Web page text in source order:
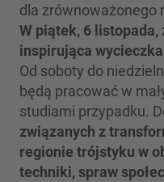
dla zrównoważonego
W piątek, 6
inspirująca
Od soboty do
będą pracować w
studiami przypadku.
związanych z
regionie trójstyku w
techniki, spraw